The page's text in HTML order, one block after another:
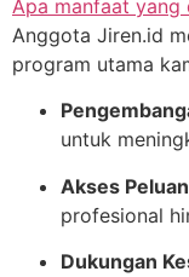
Apa manfaat
Anggota Jiren.id
program utama
untuk
Akses
profesional
Dukungan